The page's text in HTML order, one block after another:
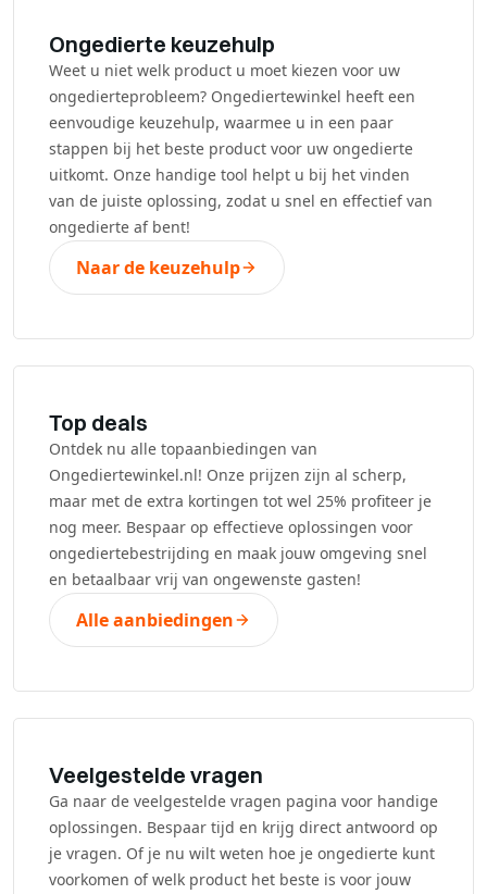
Ongedierte keuzehulp
Weet u niet welk product u moet kiezen voor uw
ongedierteprobleem? Ongediertewinkel heeft een
eenvoudige keuzehulp, waarmee u in een paar
stappen bij het beste product voor uw ongedierte
uitkomt. Onze handige tool helpt u bij het vinden
van de juiste oplossing, zodat u snel en effectief van
ongedierte af bent!
Naar de keuzehulp
Top deals
Ontdek nu alle topaanbiedingen van
Ongediertewinkel.nl! Onze prijzen zijn al scherp,
maar met de extra kortingen tot wel 25% profiteer je
nog meer. Bespaar op effectieve oplossingen voor
ongediertebestrijding en maak jouw omgeving snel
en betaalbaar vrij van ongewenste gasten!
Alle aanbiedingen
Veelgestelde vragen
Ga naar de veelgestelde vragen pagina voor handige
oplossingen. Bespaar tijd en krijg direct antwoord op
je vragen. Of je nu wilt weten hoe je ongedierte kunt
voorkomen of welk product het beste is voor jouw